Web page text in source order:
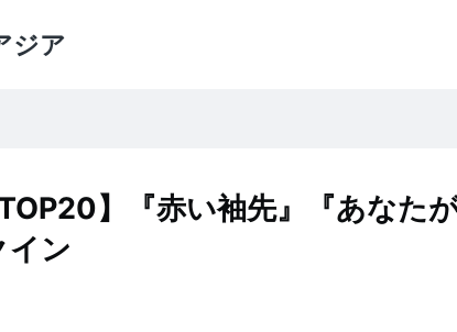
ジア
】『赤い袖先』『あなた
イン